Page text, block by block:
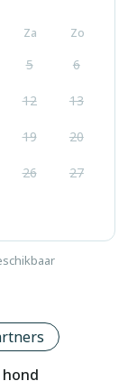
Za Zo
5 6
12 13
19 20
26 27